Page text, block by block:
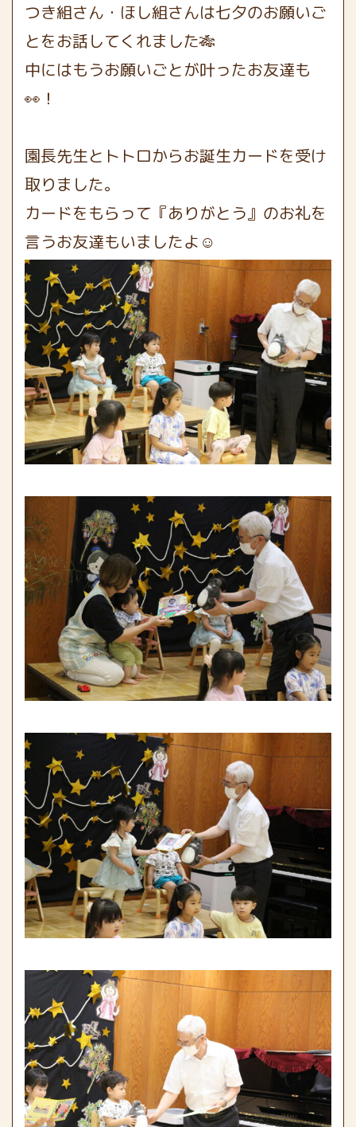
つき組さん・ほし組さんは七夕のお願いご
とをお話してくれました🎋
中にはもうお願いごとが叶ったお友達も
👀！
園長先生とトトロからお誕生カードを受け
取りました。
カードをもらって『ありがとう』のお礼を
言うお友達もいましたよ☺